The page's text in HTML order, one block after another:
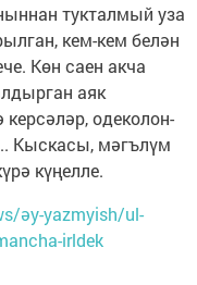
тукталмый уза
кем-кем белән
Көн саен акча
аяк
одеколон-
Кыскасы, мәгълүм
күңелле.
әy-yazmyish/ul-
irldek